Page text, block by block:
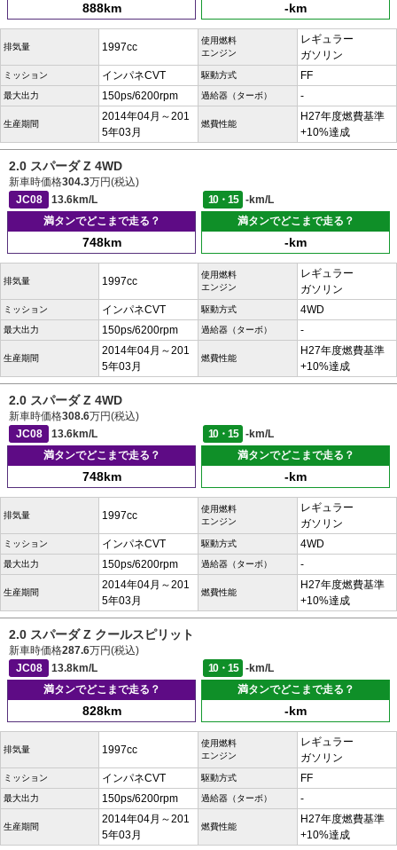
888km -km
排気量 1997cc
使用燃料
エンジン
レギュラー
ガソリン
ミッション インパネCVT 駆動方式 FF
最大出力 150ps/6200rpm 過給器（ターボ） -
生産期間
2014年04月～201
5年03月
燃費性能
H27年度燃費基準
+10%達成
2.0 スパーダ Z 4WD
新車時価格304.3万円(税込)
JC08
13.6km/L 10・15
-km/L
満タンでどこまで走る？
748km
満タンでどこまで走る？
-km
排気量 1997cc
使用燃料
エンジン
レギュラー
ガソリン
ミッション インパネCVT 駆動方式 4WD
最大出力 150ps/6200rpm 過給器（ターボ） -
生産期間
2014年04月～201
5年03月
燃費性能
H27年度燃費基準
+10%達成
2.0 スパーダ Z 4WD
新車時価格308.6万円(税込)
JC08
13.6km/L 10・15
-km/L
満タンでどこまで走る？
748km
満タンでどこまで走る？
-km
排気量 1997cc
使用燃料
エンジン
レギュラー
ガソリン
ミッション インパネCVT 駆動方式 4WD
最大出力 150ps/6200rpm 過給器（ターボ） -
生産期間
2014年04月～201
5年03月
燃費性能
H27年度燃費基準
+10%達成
2.0 スパーダ Z クールスピリット
新車時価格287.6万円(税込)
JC08
13.8km/L 10・15
-km/L
満タンでどこまで走る？
828km
満タンでどこまで走る？
-km
排気量 1997cc
使用燃料
エンジン
レギュラー
ガソリン
ミッション インパネCVT 駆動方式 FF
最大出力 150ps/6200rpm 過給器（ターボ） -
生産期間
2014年04月～201
5年03月
燃費性能
H27年度燃費基準
+10%達成